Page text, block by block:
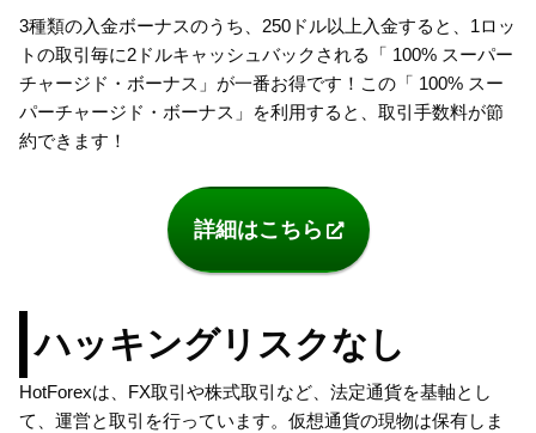
3種類の入金ボーナスのうち、250ドル以上入金すると、1ロッ
トの取引毎に2ドルキャッシュバックされる「 100% スーパー
チャージド・ボーナス」が一番お得です！この「 100% スー
パーチャージド・ボーナス」を利用すると、取引手数料が節
約できます！
詳細はこちら
ハッキングリスクなし
HotForexは、FX取引や株式取引など、法定通貨を基軸とし
て、運営と取引を行っています。仮想通貨の現物は保有しま